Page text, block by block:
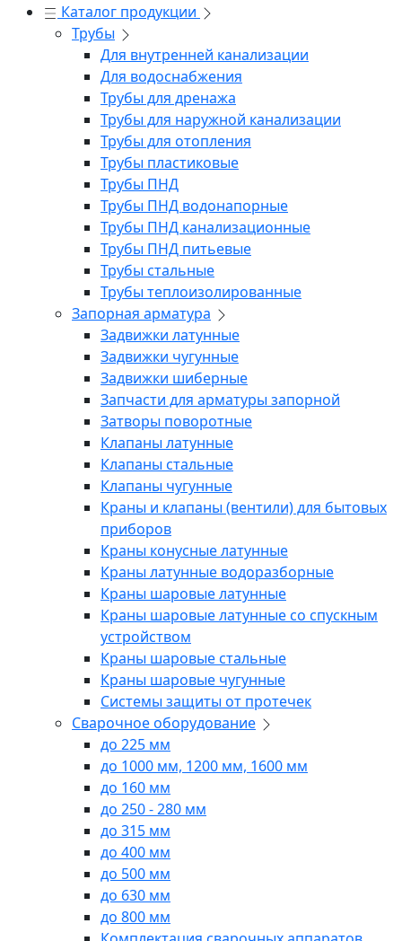
Каталог продукции
Трубы
Для внутренней канализации
Для водоснабжения
Трубы для дренажа
Трубы для наружной канализации
Трубы для отопления
Трубы пластиковые
Трубы ПНД
Трубы ПНД водонапорные
Трубы ПНД канализационные
Трубы ПНД питьевые
Трубы стальные
Трубы теплоизолированные
Запорная арматура
Задвижки латунные
Задвижки чугунные
Задвижки шиберные
Запчасти для арматуры запорной
Затворы поворотные
Клапаны латунные
Клапаны стальные
Клапаны чугунные
Краны и клапаны (вентили) для бытовых
приборов
Краны конусные латунные
Краны латунные водоразборные
Краны шаровые латунные
Краны шаровые латунные со спускным
устройством
Краны шаровые стальные
Краны шаровые чугунные
Системы защиты от протечек
Сварочное оборудование
до 225 мм
до 1000 мм, 1200 мм, 1600 мм
до 160 мм
до 250 - 280 мм
до 315 мм
до 400 мм
до 500 мм
до 630 мм
до 800 мм